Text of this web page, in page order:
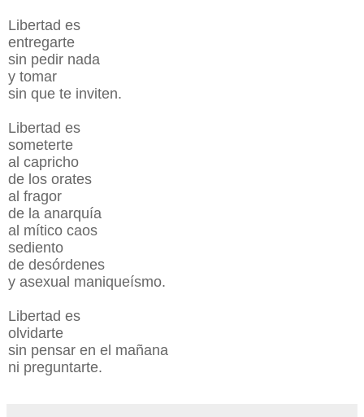
Libertad es
entregarte
sin pedir nada
y tomar
sin que te inviten.
Libertad es
someterte
al capricho
de los orates
al fragor
de la anarquía
al mítico caos
sediento
de desórdenes
y asexual maniqueísmo.
Libertad es
olvidarte
sin pensar en el mañana
ni preguntarte.